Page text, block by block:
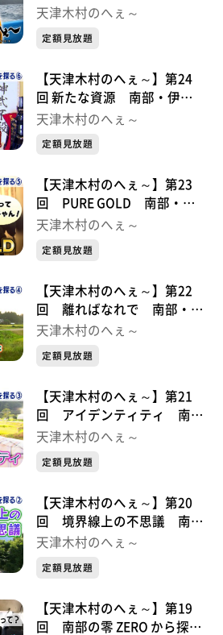
境を探る⑦
天津木村のへぇ～
定額見放題
【天津木村のへぇ～】第24
回 新たな資源 南部・伊達
の藩境を探る⑥
天津木村のへぇ～
定額見放題
【天津木村のへぇ～】第23
回 PURE GOLD 南部・伊
達の藩境を探る⑤
天津木村のへぇ～
定額見放題
【天津木村のへぇ～】第22
回 離ればなれで 南部・伊
達の藩境を探る④
天津木村のへぇ～
定額見放題
【天津木村のへぇ～】第21
回 アイデンティティ 南
部・伊達の藩境を探る③
天津木村のへぇ～
定額見放題
【天津木村のへぇ～】第20
回 境界線上の不思議 南
部・伊達の藩境を探る②
天津木村のへぇ～
定額見放題
【天津木村のへぇ～】第19
回 南部の零 ZERO から探